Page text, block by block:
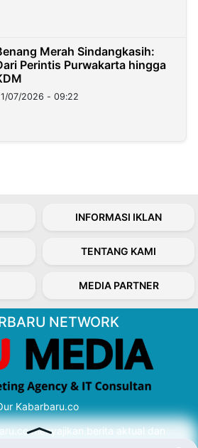
Merah Sindangkasih:
Perintis Purwakarta hingga
07/2026 - 09:22
INFORMASI IKLAN
TENTANG KAMI
MEDIA PARTNER
NETWORK
Kabarbaru.co
menyajikan berita aktual dan